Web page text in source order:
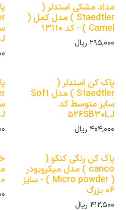
مداد مشکی استدلر (
Staedtler ) مدل کمل (
Camel ) - کد 13110
295,000 ریال
پاک کن استدلر (
Staedtler ) مدل Soft
سایز متوسط کد
526SB30LJ
404,000 ریال
پاک کن رنگی کنکو (
canco ) مدل میکروپودر
( Micro powder ) - سایز
06 بزرگ
412,500 ریال
1.0